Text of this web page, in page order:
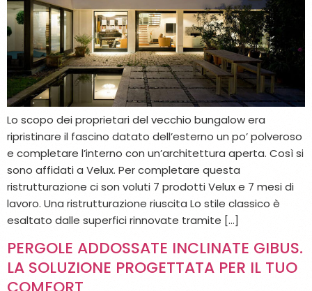
Lo scopo dei proprietari del vecchio bungalow era
ripristinare il fascino datato dell’esterno un po’ polveroso
e completare l’interno con un’architettura aperta. Così si
sono affidati a Velux. Per completare questa
ristrutturazione ci son voluti 7 prodotti Velux e 7 mesi di
lavoro. Una ristrutturazione riuscita Lo stile classico è
esaltato dalle superfici rinnovate tramite […]
PERGOLE ADDOSSATE INCLINATE GIBUS.
LA SOLUZIONE PROGETTATA PER IL TUO